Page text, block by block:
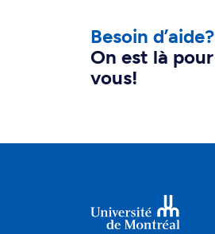
Besoin d’aide?
On est là pour
vous!